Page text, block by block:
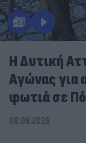
Η Δυτική
Αγώνας για
φωτιά σε
08.08.2026